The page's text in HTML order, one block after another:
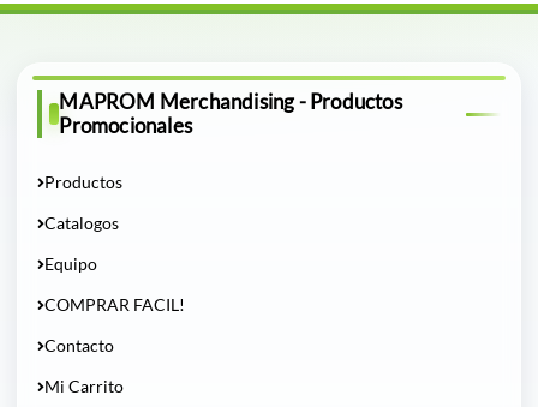
MAPROM Merchandising - Productos
Promocionales
Productos
Catalogos
Equipo
COMPRAR FACIL!
Contacto
Mi Carrito